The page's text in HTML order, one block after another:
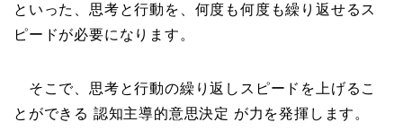
といった、思考と行動を、何度も何度も繰り返せるス
ピードが必要になります。
そこで、思考と行動の繰り返しスピードを上げるこ
とができる 認知主導的意思決定 が力を発揮します。